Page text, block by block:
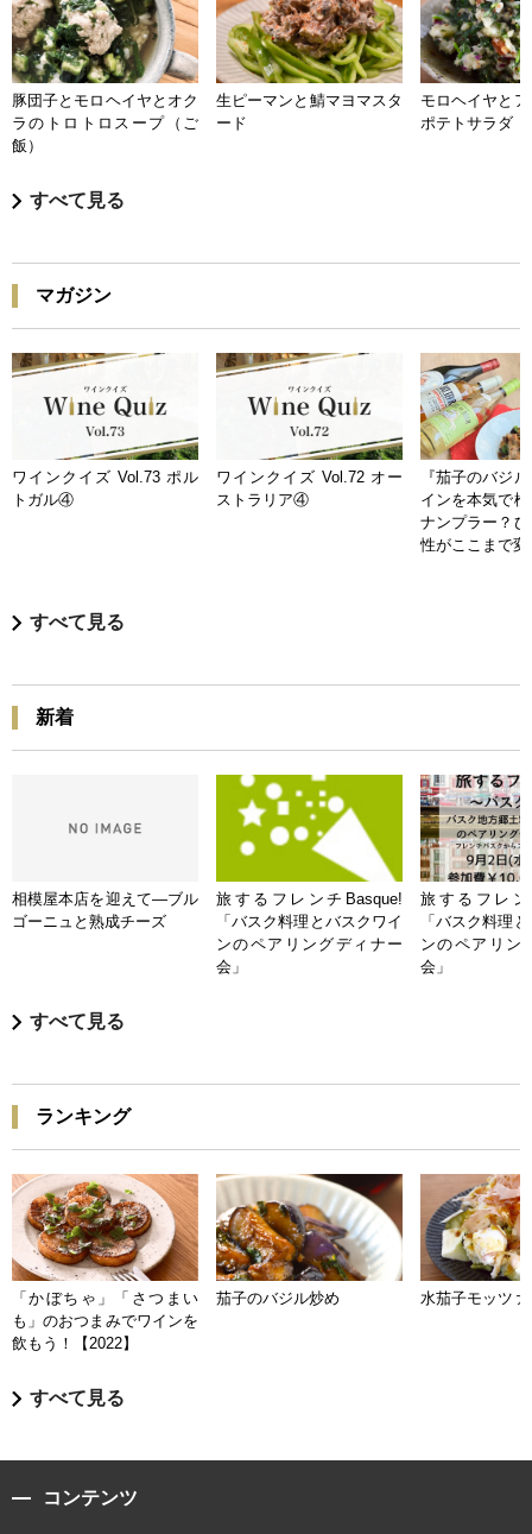
豚団子とモロヘイヤとオク
ラのトロトロスープ（ご
飯）
生ピーマンと鯖マヨマスタ
ード
モロヘイヤと
ポテトサラダ
すべて見る
マガジン
ワインクイズ Vol.73 ポル
トガル④
ワインクイズ Vol.72 オー
ストラリア④
『茄子のバジ
インを本気で
ナンプラー？
性がここまで
すべて見る
新着
相模屋本店を迎えて―ブル
ゴーニュと熟成チーズ
旅するフレンチBasque!
「バスク料理とバスクワイ
ンのペアリングディナー
会」
旅するフレン
「バスク料理
ンのペアリン
会」
すべて見る
ランキング
「かぼちゃ」「さつまい
も」のおつまみでワインを
飲もう！【2022】
茄子のバジル炒め 水茄子モッツァ
すべて見る
コンテンツ